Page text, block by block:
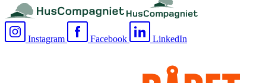
Instagram Facebook LinkedIn